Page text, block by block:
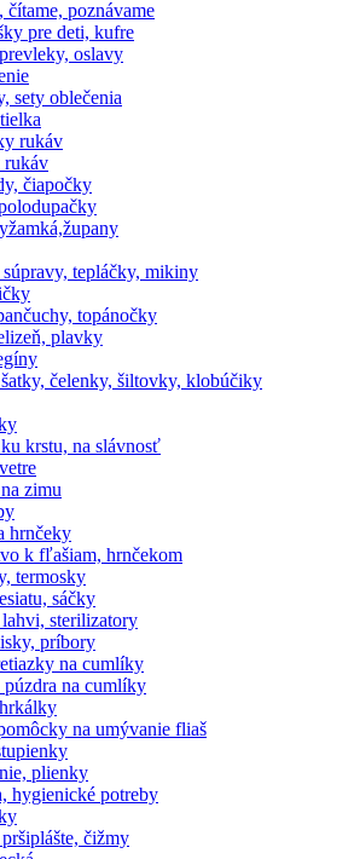
poznávame
pre deti, kufre
oslavy
sety oblečenia
rukáv
čiapočky
tepláčky, mikiny
topánočky
plavky
čelenky, šiltovky, klobúčiky
krstu, na slávnosť
zimu
hrnčeky
k fľašiam, hrnčekom
termosky
sáčky
sterilizatory
príbory
na cumlíky
púzdra na cumlíky
na umývanie fliaš
plienky
hygienické potreby
čižmy